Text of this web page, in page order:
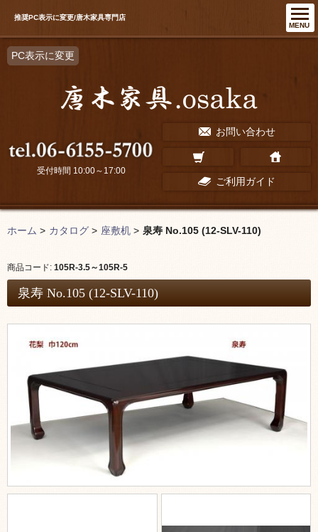
MENU
推奨PC表示に変更/唐木家具専門店
PC表示に変更
お問い合わせ
ご利用ガイド
受付時間 10:00～17:00
ホーム > カタログ > 座敷机 > 泉寿 No.105 (12-SLV-110)
商品コード: 105R-3.5～105R-5
泉寿 No.105 (12-SLV-110)